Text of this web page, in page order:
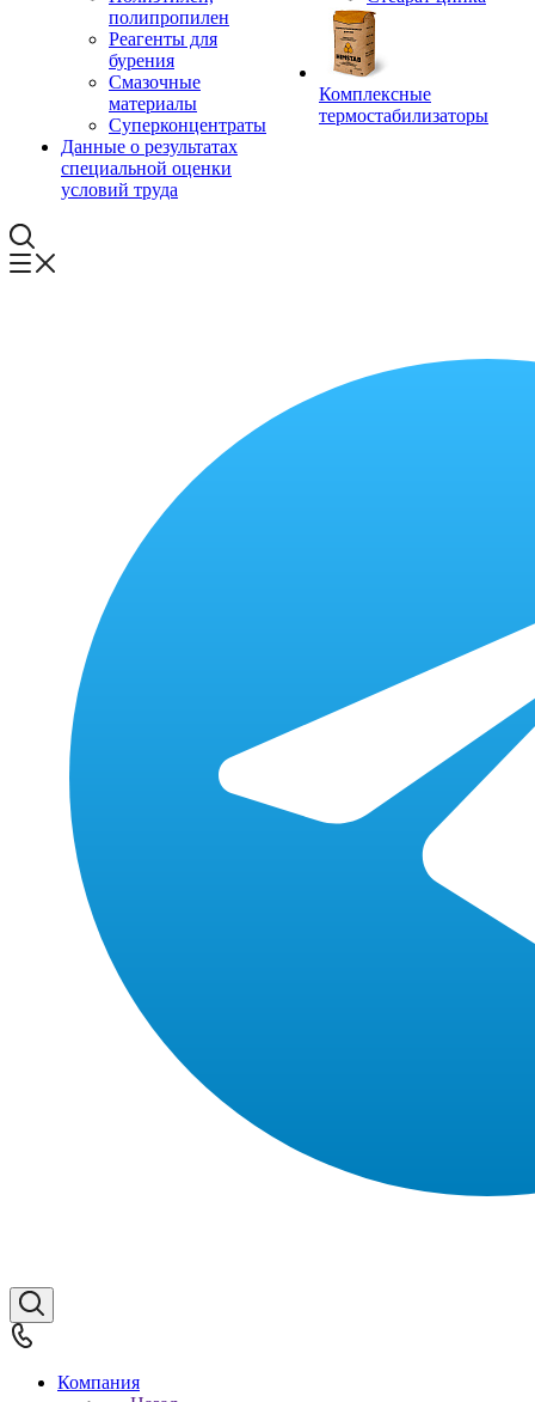
полипропилен
Реагенты для
бурения
Смазочные
материалы
Суперконцентраты
Данные о результатах
специальной оценки
условий труда
Комплексные
термостабилизаторы
Компания